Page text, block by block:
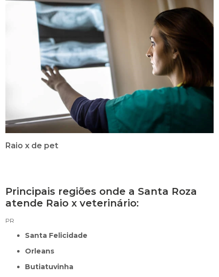
Raio x de pet
Principais regiões onde a Santa Roza
atende Raio x veterinário:
PR
Santa Felicidade
Orleans
Butiatuvinha